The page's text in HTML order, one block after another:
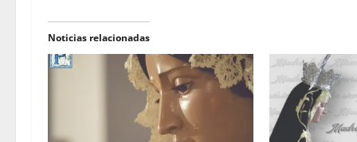
Noticias relacionadas